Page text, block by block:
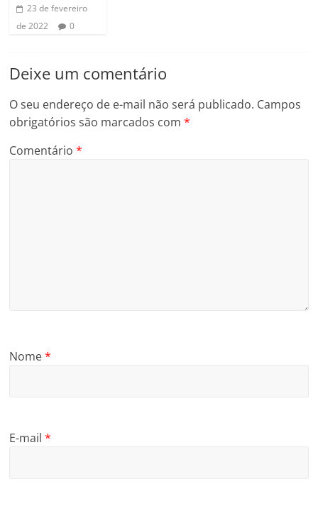
23 de fevereiro
de 2022
0
Deixe um comentário
O seu endereço de e-mail não será publicado. Campos
obrigatórios são marcados com*
Comentário*
Nome*
E-mail*